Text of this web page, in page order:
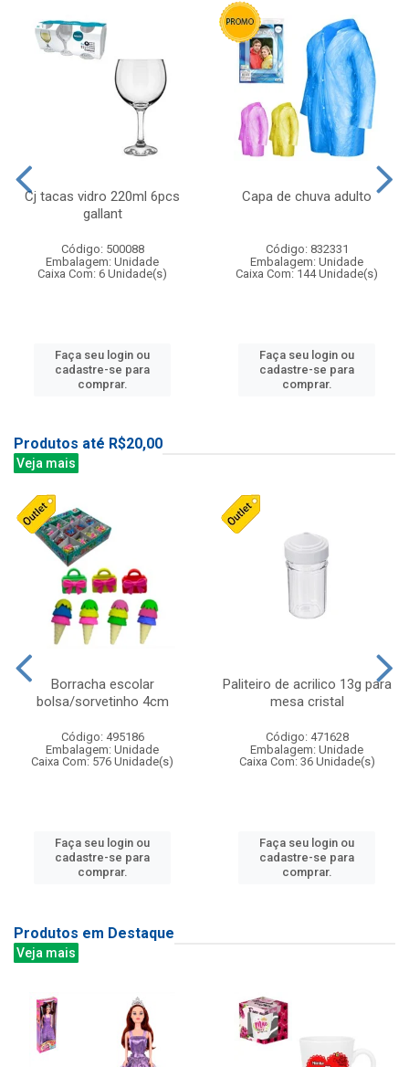
Cj tacas vidro 220ml 6pcs
gallant
Código: 500088
Embalagem: Unidade
Caixa Com: 6 Unidade(s)
Faça seu login ou
cadastre-se para
comprar.
Capa de chuva adulto
Código: 832331
Embalagem: Unidade
Caixa Com: 144 Unidade(s)
Faça seu login ou
cadastre-se para
comprar.
Produtos até R$20,00
Veja mais
Borracha escolar
bolsa/sorvetinho 4cm
Código: 495186
Embalagem: Unidade
Caixa Com: 576 Unidade(s)
Faça seu login ou
cadastre-se para
comprar.
Paliteiro de acrilico 13g para
mesa cristal
Código: 471628
Embalagem: Unidade
Caixa Com: 36 Unidade(s)
Faça seu login ou
cadastre-se para
comprar.
Produtos em Destaque
Veja mais